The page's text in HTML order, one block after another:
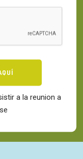
a la reunion a